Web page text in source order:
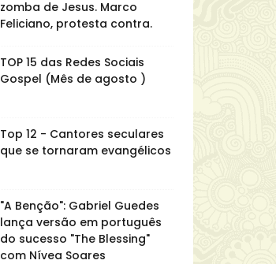
zomba de Jesus. Marco
Feliciano, protesta contra.
TOP 15 das Redes Sociais
Gospel (Mês de agosto )
Top 12 - Cantores seculares
que se tornaram evangélicos
"A Benção": Gabriel Guedes
lança versão em português
do sucesso "The Blessing"
com Nívea Soares